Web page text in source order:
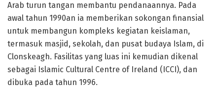
Arab turun tangan membantu pendanaannya. Pada
awal tahun 1990an ia memberikan sokongan finansial
untuk membangun kompleks kegiatan keislaman,
termasuk masjid, sekolah, dan pusat budaya Islam, di
Clonskeagh. Fasilitas yang luas ini kemudian dikenal
sebagai Islamic Cultural Centre of Ireland (ICCI), dan
dibuka pada tahun 1996.